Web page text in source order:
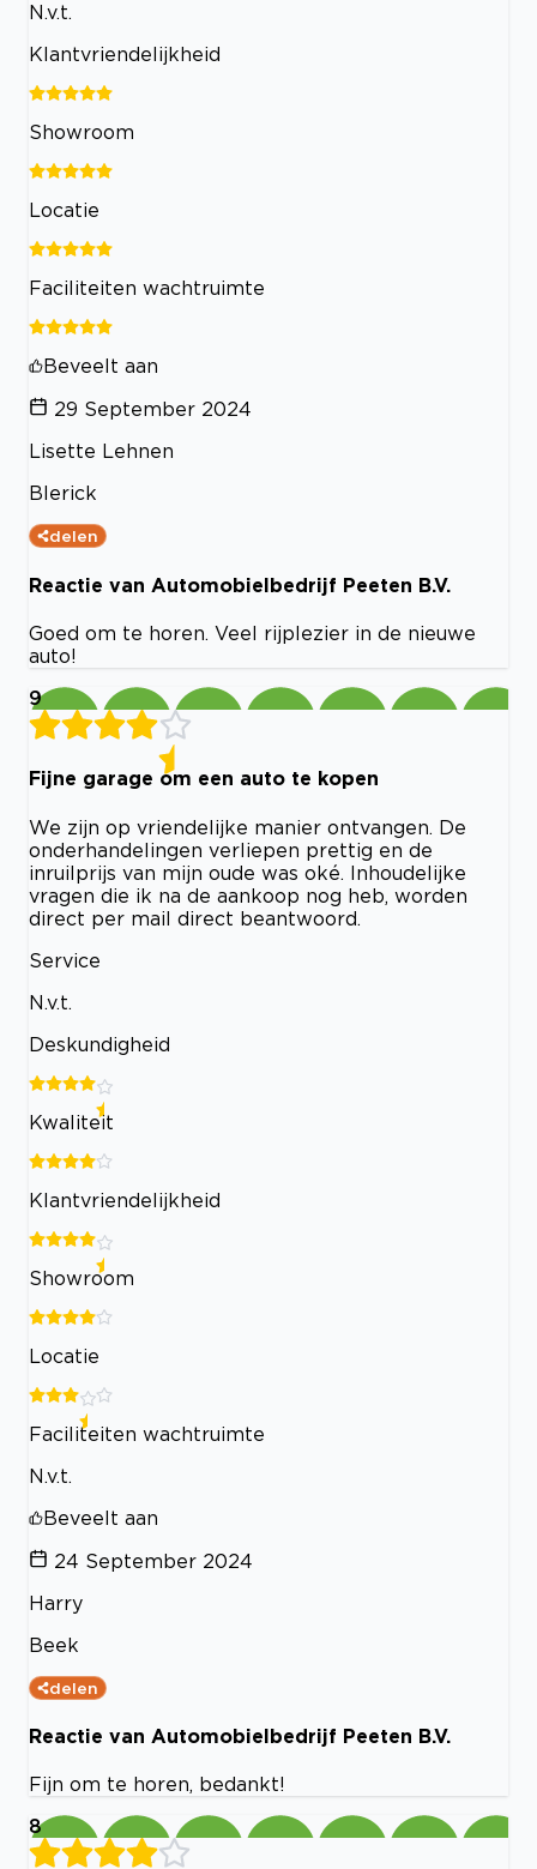
N.v.t.
Klantvriendelijkheid
Showroom
Locatie
Faciliteiten wachtruimte
Beveelt aan
29 September 2024
Lisette Lehnen
Blerick
delen
Reactie van Automobielbedrijf Peeten B.V.
Goed om te horen. Veel rijplezier in de nieuwe
auto!
9
Fijne garage om een auto te kopen
We zijn op vriendelijke manier ontvangen. De
onderhandelingen verliepen prettig en de
inruilprijs van mijn oude was oké. Inhoudelijke
vragen die ik na de aankoop nog heb, worden
direct per mail direct beantwoord.
Service
N.v.t.
Deskundigheid
Kwaliteit
Klantvriendelijkheid
Showroom
Locatie
Faciliteiten wachtruimte
N.v.t.
Beveelt aan
24 September 2024
Harry
Beek
delen
Reactie van Automobielbedrijf Peeten B.V.
Fijn om te horen, bedankt!
8